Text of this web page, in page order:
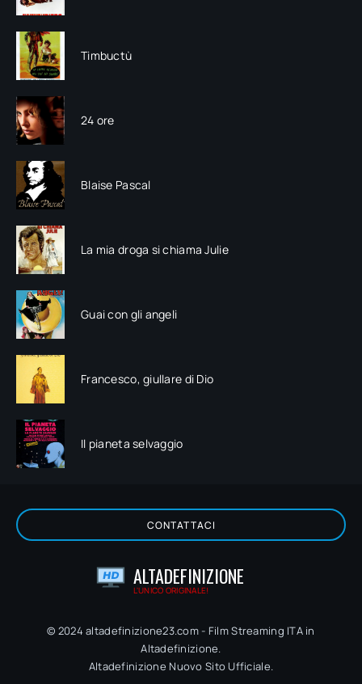
Timbuctù
24 ore
Blaise Pascal
La mia droga si chiama Julie
Guai con gli angeli
Francesco, giullare di Dio
Il pianeta selvaggio
CONTATTACI
ALTADEFINIZIONE
L'UNICO ORIGINALE!
© 2024 altadefinizione23.com - Film Streaming ITA in
Altadefinizione.
Altadefinizione Nuovo Sito Ufficiale.